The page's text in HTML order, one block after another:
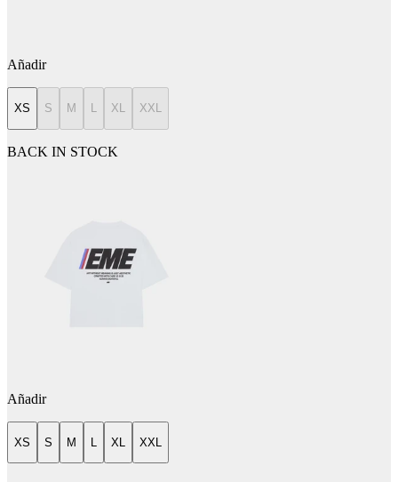
Añadir
XS S M L XL XXL
BACK IN STOCK
Añadir
XS S M L XL XXL